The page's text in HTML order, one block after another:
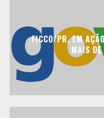
FICCO/PR, EM
MAIS